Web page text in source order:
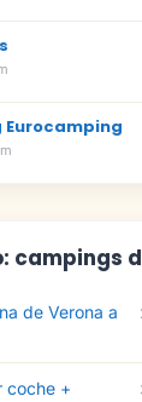
Eurocamping
campings
de Verona a
coche +